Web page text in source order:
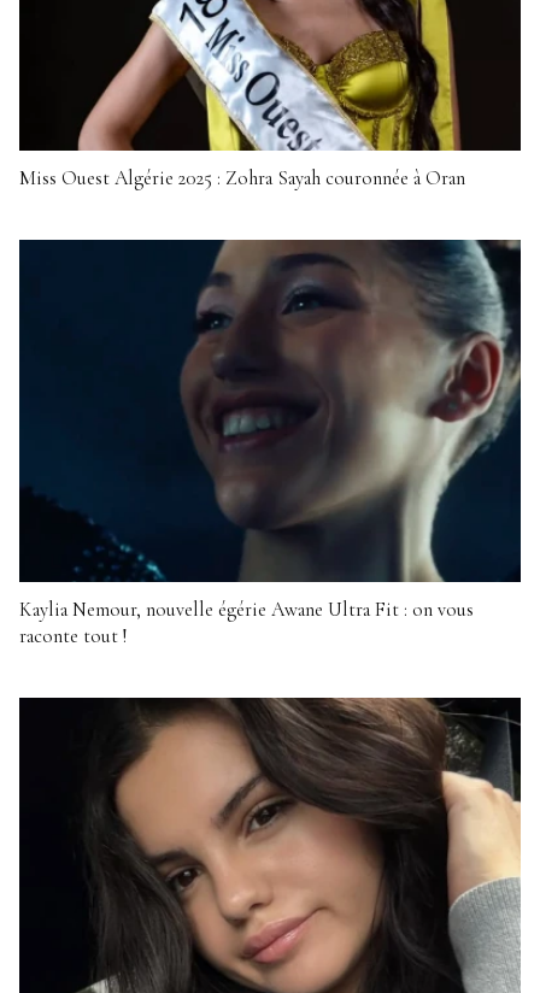
Miss Ouest Algérie 2025 : Zohra Sayah couronnée à Oran
Kaylia Nemour, nouvelle égérie Awane Ultra Fit : on vous
raconte tout !